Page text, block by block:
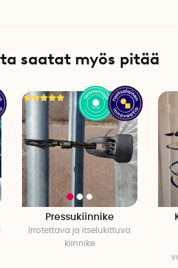
saatat myös pitää
Pressukiinnike
Irrotettava ja itselukittuva
kiinnike